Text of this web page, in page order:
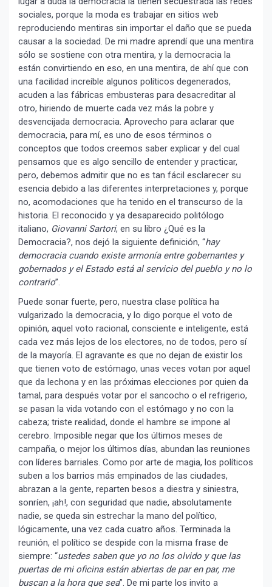
sociales, porque la moda es trabajar en sitios web
reproduciendo mentiras sin importar el daño que se pueda
causar a la sociedad. De mi madre aprendí que una mentira
sólo se sostiene con otra mentira, y la democracia la
están convirtiendo en eso, en una mentira, de ahí que con
una facilidad increíble algunos políticos degenerados,
acuden a las fábricas embusteras para desacreditar al
otro, hiriendo de muerte cada vez más la pobre y
desvencijada democracia. Aprovecho para aclarar que
democracia, para mí, es uno de esos términos o
conceptos que todos creemos saber explicar y del cual
pensamos que es algo sencillo de entender y practicar,
pero, debemos admitir que no es tan fácil esclarecer su
esencia debido a las diferentes interpretaciones y, porque
no, acomodaciones que ha tenido en el transcurso de la
historia. El reconocido y ya desaparecido politólogo
italiano, Giovanni Sartori, en su libro ¿Qué es la
Democracia?, nos dejó la siguiente definición, “hay
democracia cuando existe armonía entre gobernantes y
gobernados y el Estado está al servicio del pueblo y no lo
contrario”.
Puede sonar fuerte, pero, nuestra clase política ha
vulgarizado la democracia, y lo digo porque el voto de
opinión, aquel voto racional, consciente e inteligente, está
cada vez más lejos de los electores, no de todos, pero sí
de la mayoría. El agravante es que no dejan de existir los
que tienen voto de estómago, unas veces votan por aquel
que da lechona y en las próximas elecciones por quien da
tamal, para después votar por el sancocho o el refrigerio,
se pasan la vida votando con el estómago y no con la
cabeza; triste realidad, donde el hambre se impone al
cerebro. Imposible negar que los últimos meses de
campaña, o mejor los últimos días, abundan las reuniones
con líderes barriales. Como por arte de magia, los políticos
suben a los barrios más empinados de las ciudades,
abrazan a la gente, reparten besos a diestra y siniestra,
sonríen, ¡ah!, con seguridad que nadie, absolutamente
nadie, se queda sin estrechar la mano del político,
lógicamente, una vez cada cuatro años. Terminada la
reunión, el político se despide con la misma frase de
siempre: “ustedes saben que yo no los olvido y que las
puertas de mi oficina están abiertas de par en par, me
buscan a la hora que sea”. De mi parte los invito a